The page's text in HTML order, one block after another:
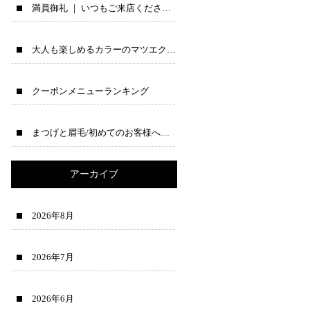
満員御礼 ｜ いつもご来店くださる皆様へ♪
大人も楽しめるカラーのマツエクのご紹介
クーポンメニューランキング
まつげと眉毛/初めてのお客様へ→公式ラインで先に相談できます♪
アーカイブ
2026年8月
2026年7月
2026年6月